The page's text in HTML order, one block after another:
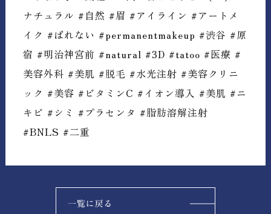
ナチュラル #自然 #眉 #アイライン #アートメ
イク #ばれない #permanentmakeup #渋谷 #原
宿 #明治神宮前 #natural #3D #tatoo #医療 #
美容外科 #美肌 #脱毛 #水光注射 #美容クリニ
ック #美容 #ビタミンC #イオン導入 #美肌 #ニ
キビ #シミ #プラセンタ #脂肪溶解注射
#BNLS #二重